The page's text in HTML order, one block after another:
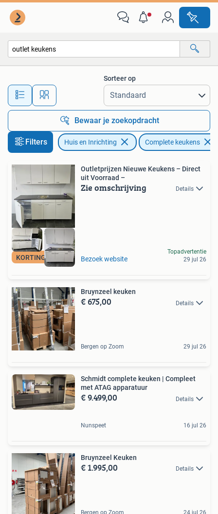
Alle afstanden…
Sorteer op
Bewaar je zoekopdracht
Filters Huis en Inrichting Complete keukens
KORTING-VOORRAAD
Outletprijzen Nieuwe Keukens – Direct
uit Voorraad –
Zie omschrijving Details
Bezoek website
Topadvertentie
29 jul 26
Bruynzeel keuken
€ 675,00 Details
Bergen op Zoom 29 jul 26
Schmidt complete keuken | Compleet
met ATAG apparatuur
€ 9.499,00 Details
Nunspeet 16 jul 26
Bruynzeel Keuken
€ 1.995,00 Details
Bergen op Zoom 24 jul 26